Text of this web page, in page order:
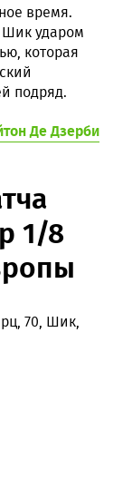
время.
Шик ударом
которая
подряд.
Де Дзерби
1/8
70, Шик,